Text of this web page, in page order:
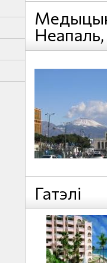
Неапаль,
Гатэлі